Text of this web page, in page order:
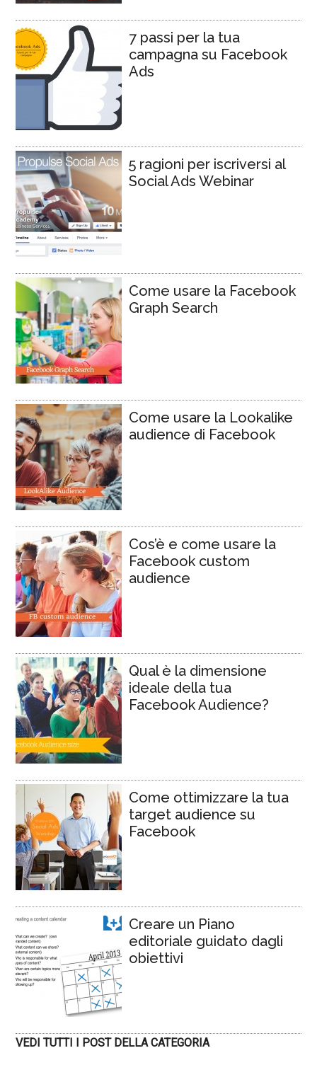
7 passi per la tua
campagna su Facebook
Ads
5 ragioni per iscriversi al
Social Ads Webinar
Come usare la Facebook
Graph Search
Come usare la Lookalike
audience di Facebook
Cos’è e come usare la
Facebook custom
audience
Qual è la dimensione
ideale della tua
Facebook Audience?
Come ottimizzare la tua
target audience su
Facebook
Creare un Piano
editoriale guidato dagli
obiettivi
VEDI TUTTI I POST DELLA CATEGORIA